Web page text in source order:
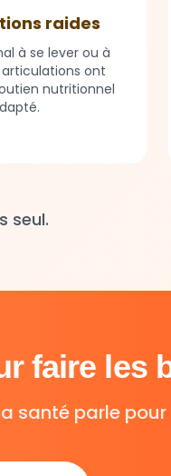
raides
à se lever ou à
articulations ont
nutritionnel
seul.
faire les
santé parle pour